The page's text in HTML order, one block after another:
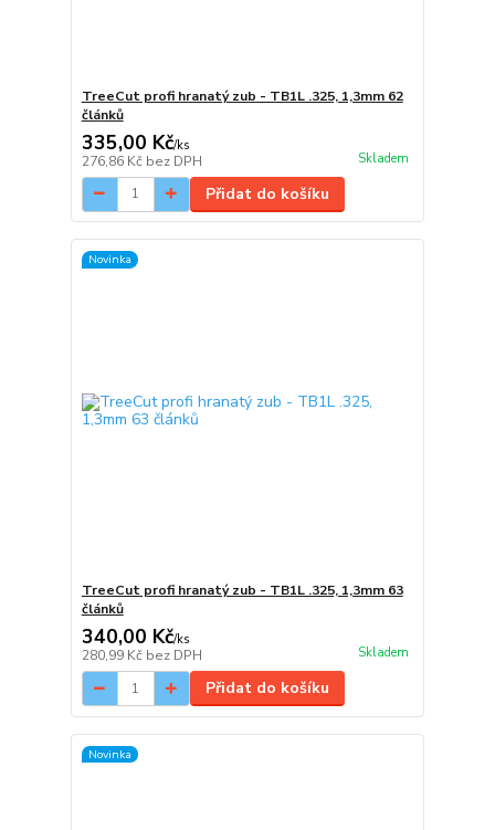
TreeCut profi hranatý zub - TB1L .325, 1,3mm 62
článků
335,00 Kč/ks
276,86 Kč bez DPH Skladem
Přidat do košíku
Novinka
TreeCut profi hranatý zub - TB1L .325, 1,3mm 63
článků
340,00 Kč/ks
280,99 Kč bez DPH Skladem
Přidat do košíku
Novinka